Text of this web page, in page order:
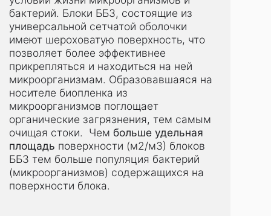
бактерий. Блоки ББЗ, состоящие из
универсальной сетчатой оболочки
имеют шероховатую поверхность, что
позволяет более эффективнее
прикрепляться и находиться на ней
микроорганизмам. Образовавшаяся на
носителе биопленка из
микроорганизмов поглощает
органические загрязнения, тем самым
очищая стоки. Чем больше удельная
площадь поверхности (м2/м3) блоков
ББЗ тем больше популяция бактерий
(микроорганизмов) содержащихся на
поверхности блока.